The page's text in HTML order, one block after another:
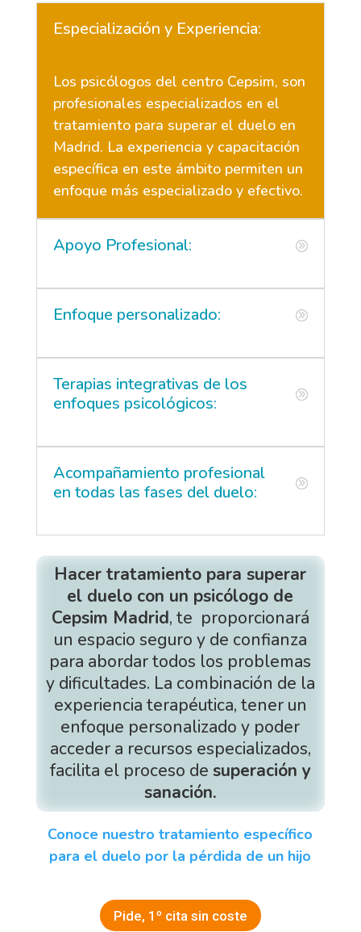
Especialización y Experiencia:
Los psicólogos del centro Cepsim, son
profesionales especializados en el
tratamiento para superar el duelo en
Madrid. La experiencia y capacitación
específica en este ámbito permiten un
enfoque más especializado y efectivo.
Apoyo Profesional:
Enfoque personalizado:
Terapias integrativas de los
enfoques psicológicos:
Acompañamiento profesional
en todas las fases del duelo:
Hacer tratamiento para superar
el duelo con un psicólogo de
Cepsim Madrid, te proporcionará
un espacio seguro y de confianza
para abordar todos los problemas
y dificultades. La combinación de la
experiencia terapéutica, tener un
enfoque personalizado y poder
acceder a recursos especializados,
facilita el proceso de superación y
sanación.
Conoce nuestro tratamiento específico
para el duelo por la pérdida de un hijo
Pide, 1º cita sin coste